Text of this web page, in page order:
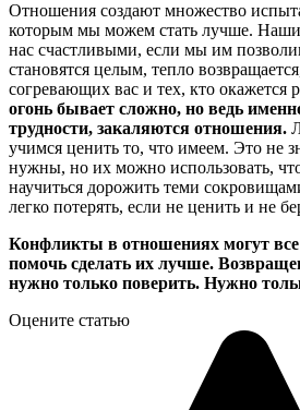
Отношения создают множество
которым мы можем стать лучше. Наши
нас счастливыми, если мы им
становятся целым, тепло
согревающих вас и тех, кто окажется
огонь бывает сложно, но ведь
трудности, закаляются отношения.
учимся ценить то, что имеем. Это не
нужны, но их можно использовать,
научиться дорожить теми
легко потерять, если не ценить и не
Конфликты в отношениях могут
помочь сделать их лучше.
нужно только поверить. Нужно
Оцените статью